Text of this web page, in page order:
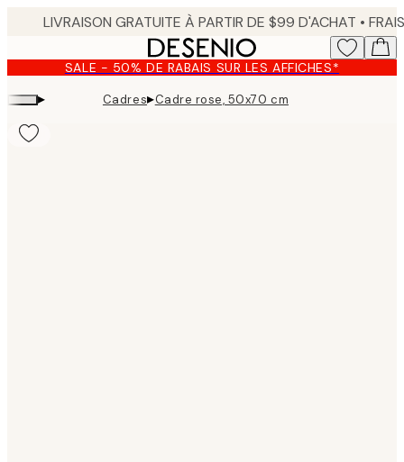
content.SALE - 50% DE RABAIS SUR LES AFFICHES*
▸ Cadres▸Cadre rose, 50x70 cm